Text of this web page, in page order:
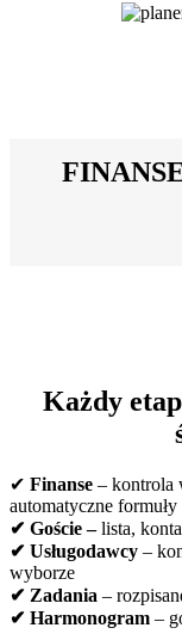
Każdy
✔ Finanse – kontrola
automatyczne formuły
✔ Goście –lista,
✔ Usługodawcy –
wyborze
✔ Zadania –
✔ Harmonogram –